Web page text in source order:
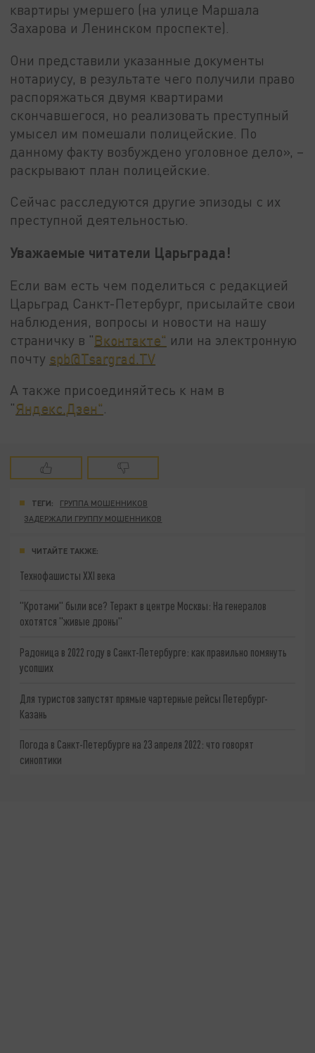
квартиры умершего (на улице Маршала
Захарова и Ленинском проспекте).
Они представили указанные документы
нотариусу, в результате чего получили право
распоряжаться двумя квартирами
скончавшегося, но реализовать преступный
умысел им помешали полицейские. По
данному факту возбуждено уголовное дело», –
раскрывают план полицейские.
Сейчас расследуются другие эпизоды с их
преступной деятельностью.
Уважаемые читатели Царьграда!
Если вам есть чем поделиться с редакцией
Царьград Санкт-Петербург, присылайте свои
наблюдения, вопросы и новости на нашу
страничку в "Вконтакте" или на электронную
почту spb@Tsargrad.TV
А также присоединяйтесь к нам в
"Яндекс.Дзен"
ТЕГИ:
ГРУППА МОШЕННИКОВ
ЗАДЕРЖАЛИ ГРУППУ МОШЕННИКОВ
ЧИТАЙТЕ ТАКЖЕ:
Технофашисты XXI века
"Кротами" были все? Теракт в центре Москвы: На генералов
охотятся "живые дроны"
Радоница в 2022 году в Санкт-Петербурге: как правильно помянуть
усопших
Для туристов запустят прямые чартерные рейсы Петербург-
Казань
Погода в Санкт-Петербурге на 23 апреля 2022: что говорят
синоптики